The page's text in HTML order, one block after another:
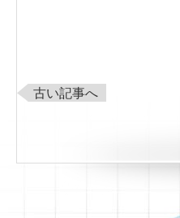
古い記事へ